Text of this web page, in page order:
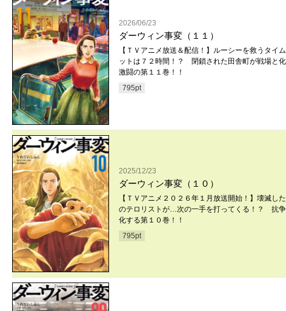
2026/06/23
ダーウィン事変（１１）
【ＴＶアニメ放送＆配信！】ルーシーを救うタイ
ットは７２時間！？ 閉鎖された田舎町が戦場と
激闘の第１１巻！！
795pt
2025/12/23
ダーウィン事変（１０）
【ＴＶアニメ２０２６年１月放送開始！】壊滅し
のテロリストが…次の一手を打ってくる！？ 抗
化する第１０巻！！
795pt